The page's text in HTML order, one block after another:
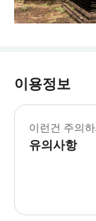
이용정보
이런건 주의
유의사항